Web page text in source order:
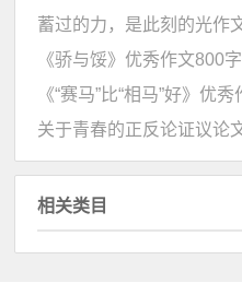
蓄过的力，是此刻的光作
《骄与馁》优秀作文800
《“赛马”比“相马”好》优
相关类目